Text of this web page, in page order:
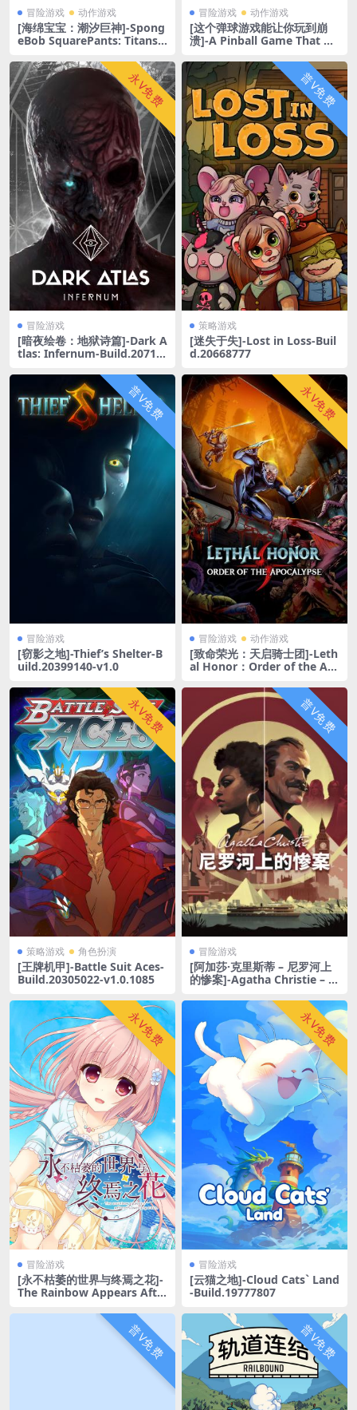
冒险游戏 动作游戏
[海绵宝宝：潮汐巨神]-Spong
eBob SquarePants: Titans
v1.2.0.0
冒险游戏 动作游戏
[这个弹球游戏能让你玩到崩
溃]-A Pinball Game That M
83
永V免费
冒险游戏
[暗夜绘卷：地狱诗篇]-Dark A
tlas: Infernum-Build.20718
普V免费
策略游戏
[迷失于失]-Lost in Loss-Buil
d.20668777
普V免费
冒险游戏
[窃影之地]-Thief’s Shelter-B
uild.20399140-v1.0
永V免费
冒险游戏 动作游戏
[致命荣光：天启骑士团]-Leth
al Honor：Order of the Ap
永V免费
策略游戏 角色扮演
[王牌机甲]-Battle Suit Aces-
Build.20305022-v1.0.1085
普V免费
冒险游戏
[阿加莎·克里斯蒂 – 尼罗河上
的惨案]-Agatha Christie – D
0066
永V免费
冒险游戏
[永不枯萎的世界与终焉之花]-
The Rainbow Appears Afte
61105-v1.0a
永V免费
冒险游戏
[云猫之地]-Cloud Cats` Land
-Build.19777807
普V免费 普V免费